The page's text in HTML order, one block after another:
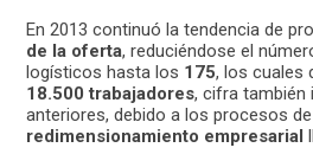
En 2013 continuó la tendencia de
de la oferta, reduciéndose el
logísticos hasta los 175, los cuales
18.500 trabajadores, cifra también
anteriores, debido a los procesos
redimensionamiento empresarial